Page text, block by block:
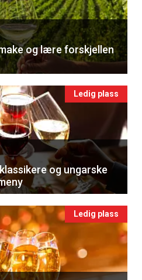
og lære forskjellen
Ledig plass
og ungarske
Ledig plass